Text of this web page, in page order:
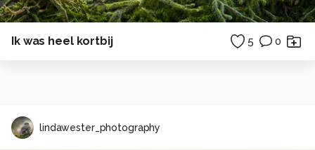
Ik was heel kortbij 5 0
lindawester_photography